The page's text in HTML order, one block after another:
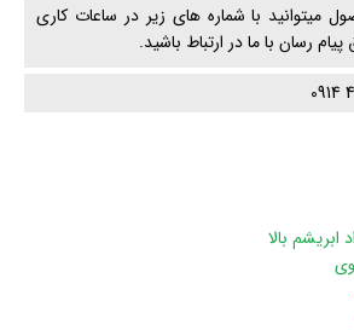
میتوانید با شماره های زیر در ساعات کاری
رسان با ما در ارتباط باشید.
بالا